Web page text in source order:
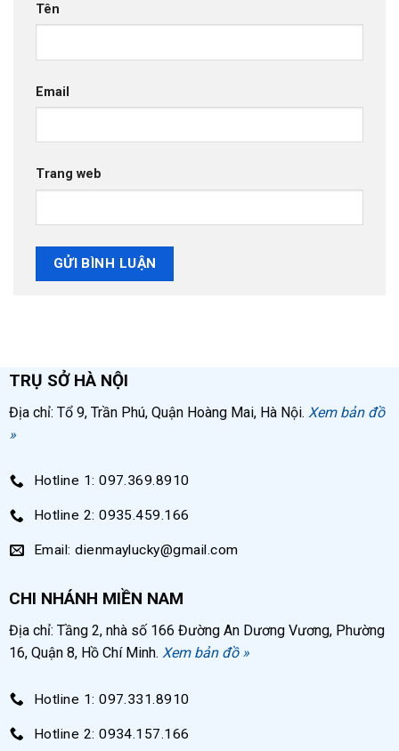
Tên
Email
Trang web
TRỤ SỞ HÀ NỘI
Địa chỉ: Tổ 9, Trần Phú, Quận Hoàng Mai, Hà Nội. Xem bản đồ
»
Hotline 1: 097.369.8910
Hotline 2: 0935.459.166
Email: dienmaylucky@gmail.com
CHI NHÁNH MIỀN NAM
Địa chỉ: Tầng 2, nhà số 166 Đường An Dương Vương, Phường
16, Quận 8, Hồ Chí Minh. Xem bản đồ »
Hotline 1: 097.331.8910
Hotline 2: 0934.157.166